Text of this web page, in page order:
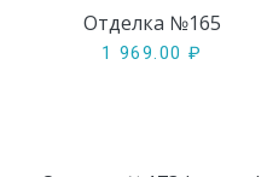
Отделка №165
1 969.00₽